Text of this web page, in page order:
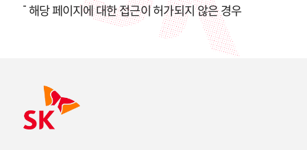
해당 페이지에 대한 접근이 허가되지 않은 경우